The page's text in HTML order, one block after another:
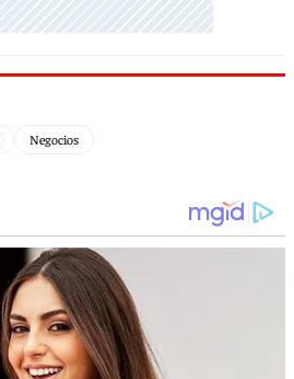
Negocios